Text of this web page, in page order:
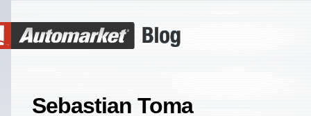
Sebastian Toma